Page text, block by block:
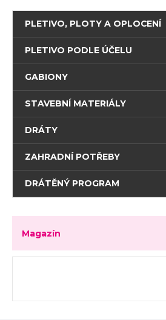
PLETIVO, PLOTY A OPLOCENÍ
PLETIVO PODLE ÚČELU
GABIONY
STAVEBNÍ MATERIÁLY
DRÁTY
ZAHRADNÍ POTŘEBY
DRÁTĚNÝ PROGRAM
Magazín